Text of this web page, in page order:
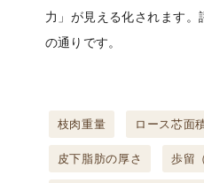
力」が見える化されます
の通りです。
枝肉重量 ロース芯面
皮下脂肪の厚さ 歩留